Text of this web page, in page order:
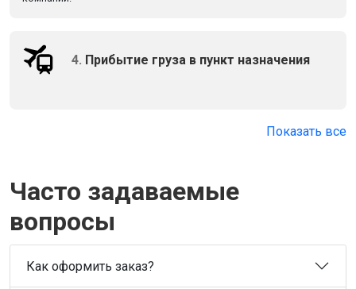
4. Прибытие груза в пункт назначения
Показать все
Часто задаваемые
вопросы
Как оформить заказ?